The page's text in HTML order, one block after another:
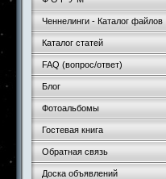
Ченнелинги - Каталог файлов
Каталог статей
FAQ (вопрос/ответ)
Блог
Фотоальбомы
Гостевая книга
Обратная связь
Доска объявлений